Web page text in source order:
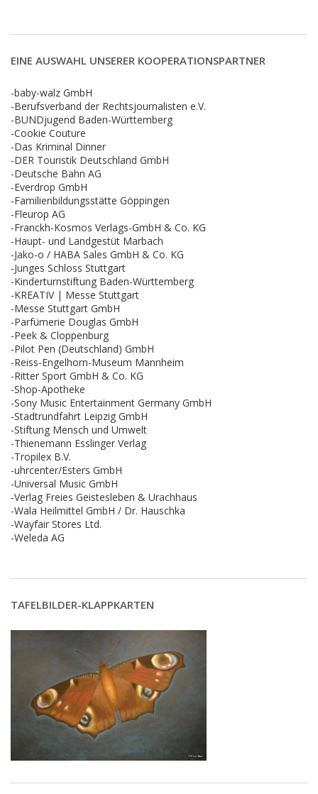
EINE AUSWAHL UNSERER KOOPERATIONSPARTNER
-baby-walz GmbH
-Berufsverband der Rechtsjournalisten e.V.
-BUNDjugend Baden-Württemberg
-Cookie Couture
-Das Kriminal Dinner
-DER Touristik Deutschland GmbH
-Deutsche Bahn AG
-Everdrop GmbH
-Familienbildungsstätte Göppingen
-Fleurop AG
-Franckh-Kosmos Verlags-GmbH & Co. KG
-Haupt- und Landgestüt Marbach
-Jako-o / HABA Sales GmbH & Co. KG
-Junges Schloss Stuttgart
-Kinderturnstiftung Baden-Württemberg
-KREATIV | Messe Stuttgart
-Messe Stuttgart GmbH
-Parfümerie Douglas GmbH
-Peek & Cloppenburg
-Pilot Pen (Deutschland) GmbH
-Reiss-Engelhorn-Museum Mannheim
-Ritter Sport GmbH & Co. KG
-Shop-Apotheke
-Sony Music Entertainment Germany GmbH
-Stadtrundfahrt Leipzig GmbH
-Stiftung Mensch und Umwelt
-Thienemann Esslinger Verlag
-Tropilex B.V.
-uhrcenter/Esters GmbH
-Universal Music GmbH
-Verlag Freies Geistesleben & Urachhaus
-Wala Heilmittel GmbH / Dr. Hauschka
-Wayfair Stores Ltd.
-Weleda AG
TAFELBILDER-KLAPPKARTEN